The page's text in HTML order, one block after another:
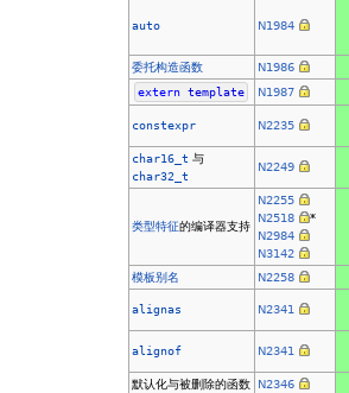
auto N1984
委托构造函数 N1986
extern template N1987
constexpr N2235
char16_t 与
char32_t
N2249
类型特征的编译器支持
N2255
N2518
*
N2984
N3142
模板别名 N2258
alignas N2341
alignof N2341
默认化与被删除的函数 N2346